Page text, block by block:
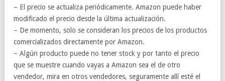
– El precio se actualiza periódicamente. Amazon puede haber
modificado el precio desde la última actualización.
– De momento, solo se consideran los precios de los productos
comercializados directamente por Amazon.
– Algún producto puede no tener stock y por tanto el precio
que se muestre cuando vayas a Amazon sea el de otro
vendedor, mira en otros vendedores, seguramente allí esté el